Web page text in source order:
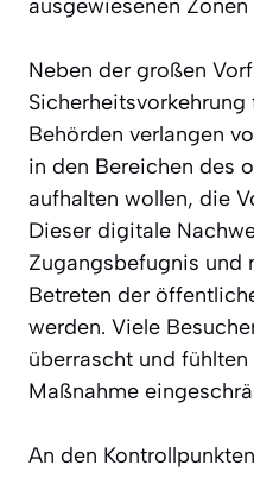
ausgewiesenen Zonen
Neben der großen
Behörden verlangen
in den Bereichen des
aufhalten wollen, die
Dieser digitale
Zugangsbefugnis und
Betreten der
werden. Viele
überrascht und
Maßnahme
An den